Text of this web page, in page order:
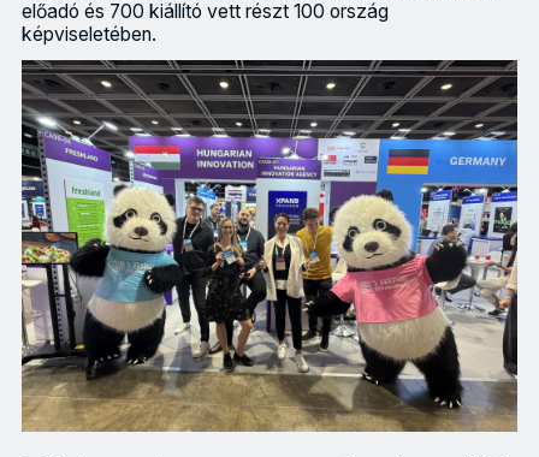
előadó és 700 kiállító vett részt 100 ország
képviseletében.